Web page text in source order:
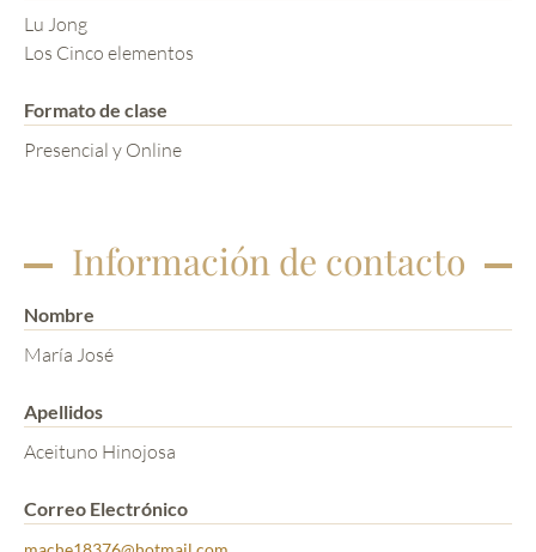
Lu Jong
Los Cinco elementos
Formato de clase
Presencial y Online
Información de contacto
Nombre
María José
Apellidos
Aceituno Hinojosa
Correo Electrónico